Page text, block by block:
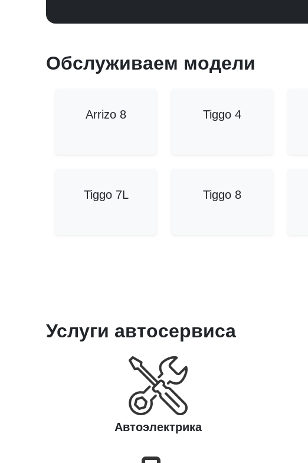
Обслуживаем модели
Arrizo 8 Tiggo 4
Tiggo 7L Tiggo 8
Услуги автосервиса
Автоэлектрика